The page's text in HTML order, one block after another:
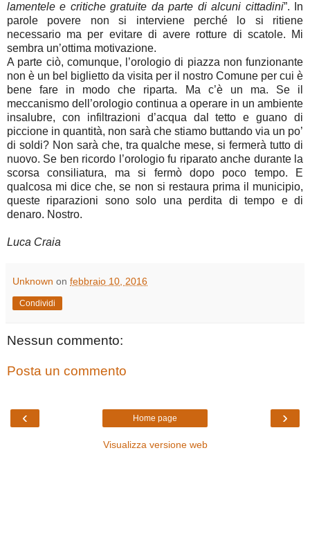
lamentele e critiche gratuite da parte di alcuni cittadini”. In
parole povere non si interviene perché lo si ritiene
necessario ma per evitare di avere rotture di scatole. Mi
sembra un’ottima motivazione.
A parte ciò, comunque, l’orologio di piazza non funzionante
non è un bel biglietto da visita per il nostro Comune per cui è
bene fare in modo che riparta. Ma c’è un ma. Se il
meccanismo dell’orologio continua a operare in un ambiente
insalubre, con infiltrazioni d’acqua dal tetto e guano di
piccione in quantità, non sarà che stiamo buttando via un po’
di soldi? Non sarà che, tra qualche mese, si fermerà tutto di
nuovo. Se ben ricordo l’orologio fu riparato anche durante la
scorsa consiliatura, ma si fermò dopo poco tempo. E
qualcosa mi dice che, se non si restaura prima il municipio,
queste riparazioni sono solo una perdita di tempo e di
denaro. Nostro.
Luca Craia
Unknown on febbraio 10, 2016
Condividi
Nessun commento:
Posta un commento
‹ ›
Home page
Visualizza versione web